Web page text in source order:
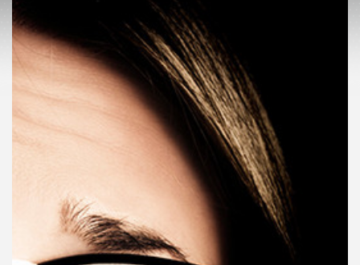
เพล
ย์
สต์
แนะนำ
เพล